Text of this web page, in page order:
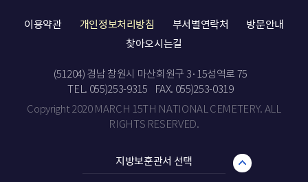
이용약관 개인정보처리방침 부서별연락처
방문안내
찾아오시는길
(51204) 경남 창원시 마산회원구 3·15성역로 75
TEL. 055)253-9315
FAX. 055)253-0319
Copyright 2020 MARCH 15TH NATIONAL CEMETERY. ALL
RIGHTS RESERVED.
지방보훈관서 선택